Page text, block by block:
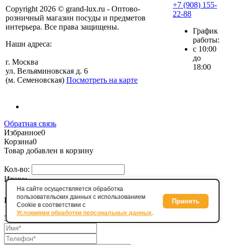
Copyright 2026 © grand-lux.ru - Оптово-
розничный магазин посуды и предметов
интерьера. Все права защищены.
Наши адреса:
г. Москва
ул. Вельяминовская д. 6
(м. Семеновская) Посмотреть на карте
+7 (908) 155-
22-88
График
работы:
с 10:00
до
18:00
Обратная связь
Избранное0
Корзина0
Товар добавлен в корзину
Кол-во:
Итого:
Продолжить покупки Перейти в корзину
Купить в один клик
Заполните данные для заказа
На сайте осуществляется обработка
пользовательских данных с использованием
Cookie в соответствии с
Условиями обработки персональных данных.
Принять